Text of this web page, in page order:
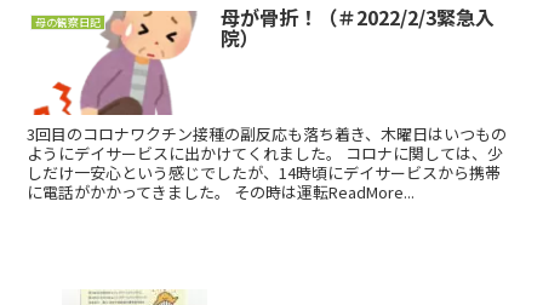
母の観察日記 母が骨折！（＃2022/2/3緊急入
院）
3回目のコロナワクチン接種の副反応も落ち着き、木曜日はいつもの
ようにデイサービスに出かけてくれました。 コロナに関しては、少
しだけ一安心という感じでしたが、14時頃にデイサービスから携帯
に電話がかかってきました。 その時は運転ReadMore...